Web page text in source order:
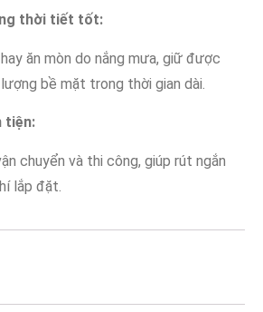
thời tiết tốt:
ăn mòn do nắng mưa, giữ được
bề mặt trong thời gian dài.
tiện:
chuyển và thi công, giúp rút ngắn
lắp đặt.